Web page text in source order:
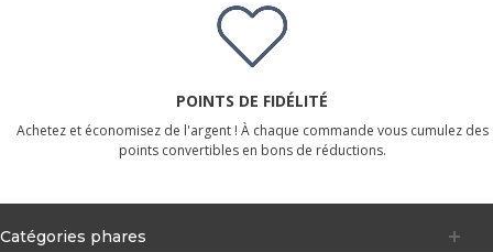
POINTS DE FIDÉLITÉ
Achetez et économisez de l'argent ! À chaque commande vous cumulez des
points convertibles en bons de réductions.
Catégories phares